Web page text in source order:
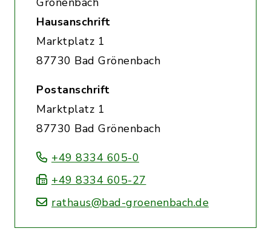
Hausanschrift
Marktplatz 1
87730 Bad Grönenbach
Postanschrift
Marktplatz 1
87730 Bad Grönenbach
+49 8334 605-0
+49 8334 605-27
rathaus@bad-groenenbach.de